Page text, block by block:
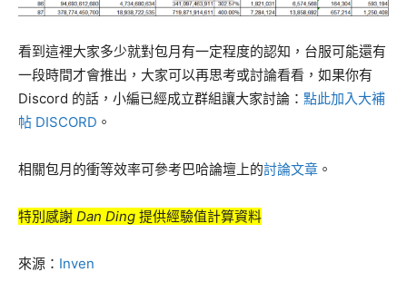
看到這裡大家多少就對包月有一定程度的認知，台服可能還有
一段時間才會推出，大家可以再思考或討論看看，如果你有
Discord 的話，小編已經成立群組讓大家討論： 點此加入大補
帖 DISCORD 。
相關包月的衝等效率可參考巴哈論壇上的討論文章 。
特別感謝 Dan Ding 提供經驗值計算資料
來源： Inven